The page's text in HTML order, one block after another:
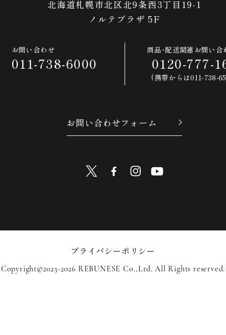
北海道札幌市北区北9条西3丁目19-1
ノルテプラザ 5F
お問い合わせ
011-738-6000
商品･配送関連お問い合
0120-777-
(携帯からは011-738-
お問い合わせフォーム
プライバシーポリシー
Copyright©2023-2026 REBUNESE Co.,Ltd. All Rights reserved.